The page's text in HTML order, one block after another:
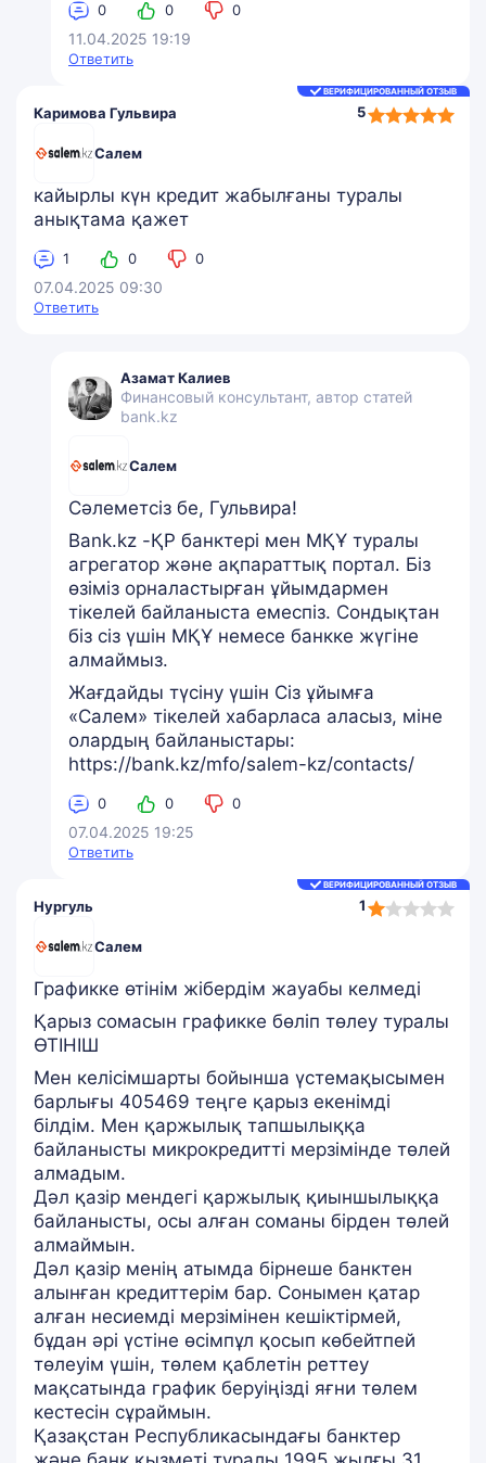
0 0 0
11.04.2025 19:19
Ответить
Каримова Гульвира
Салем
ВЕРИФИЦИРОВАННЫЙ ОТЗЫВ
5
5,0
rating
кайырлы күн кредит жабылғаны туралы
анықтама қажет
1 0 0
07.04.2025 09:30
Ответить
Азамат Калиев
Финансовый консультант, автор статей
bank.kz
Салем
Сәлеметсіз бе, Гульвира!
Bank.kz -ҚР банктері мен МҚҰ туралы
агрегатор және ақпараттық портал. Біз
өзіміз орналастырған ұйымдармен
тікелей байланыста емеспіз. Сондықтан
біз сіз үшін МҚҰ немесе банкке жүгіне
алмаймыз.
Жағдайды түсіну үшін Сіз ұйымға
«Салем» тікелей хабарласа аласыз, міне
олардың байланыстары:
https://bank.kz/mfo/salem-kz/contacts/
0 0 0
07.04.2025 19:25
Ответить
Нургуль
Салем
ВЕРИФИЦИРОВАННЫЙ ОТЗЫВ
1
1,0
Графикке өтінім жібердім жауабы келмеді
Қарыз сомасын графикке бөліп төлеу туралы
ӨТІНІШ
Мен келісімшарты бойынша үстемақысымен
барлығы 405469 теңге қарыз екенімді
білдім. Мен қаржылық тапшылыққа
байланысты микрокредитті мерзімінде төлей
алмадым.
Дәл қазір мендегі қаржылық қиыншылыққа
байланысты, осы алған соманы бірден төлей
алмаймын.
Дәл қазір менің атымда бірнеше банктен
алынған кредиттерім бар. Сонымен қатар
алған несиемді мерзімінен кешіктірмей,
бұдан әрі үстіне өсімпұл қосып көбейтпей
төлеуім үшін, төлем қаблетін реттеу
мақсатында график беруіңізді яғни төлем
кестесін сұраймын.
Қазақстан Республикасындағы банктер